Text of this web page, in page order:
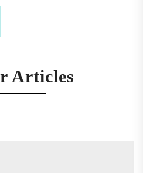
Articles